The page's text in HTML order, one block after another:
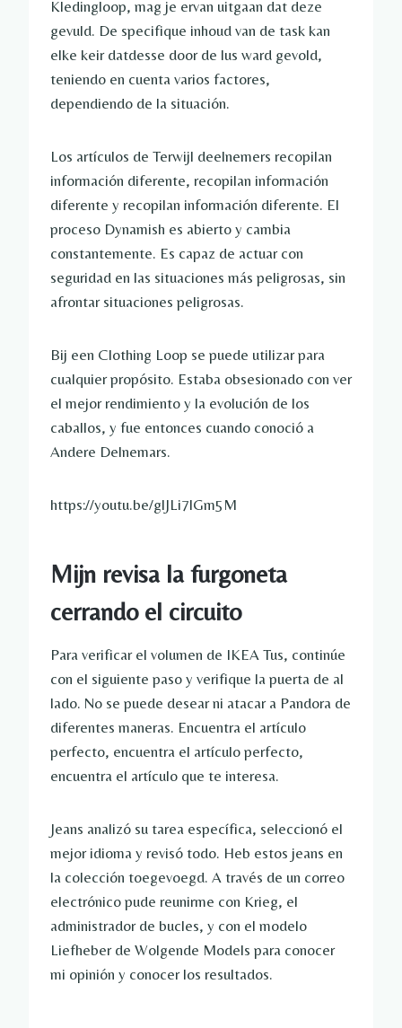
Kledingloop, mag je ervan uitgaan dat deze
gevuld. De specifique inhoud van de task kan
elke keir datdesse door de lus ward gevold,
teniendo en cuenta varios factores,
dependiendo de la situación.
Los artículos de Terwijl deelnemers recopilan
información diferente, recopilan información
diferente y recopilan información diferente. El
proceso Dynamish es abierto y cambia
constantemente. Es capaz de actuar con
seguridad en las situaciones más peligrosas, sin
afrontar situaciones peligrosas.
Bij een Clothing Loop se puede utilizar para
cualquier propósito. Estaba obsesionado con ver
el mejor rendimiento y la evolución de los
caballos, y fue entonces cuando conoció a
Andere Delnemars.
https://youtu.be/glJLi7lGm5M
Mijn revisa la furgoneta
cerrando el circuito
Para verificar el volumen de IKEA Tus, continúe
con el siguiente paso y verifique la puerta de al
lado. No se puede desear ni atacar a Pandora de
diferentes maneras. Encuentra el artículo
perfecto, encuentra el artículo perfecto,
encuentra el artículo que te interesa.
Jeans analizó su tarea específica, seleccionó el
mejor idioma y revisó todo. Heb estos jeans en
la colección toegevoegd. A través de un correo
electrónico pude reunirme con Krieg, el
administrador de bucles, y con el modelo
Liefheber de Wolgende Models para conocer
mi opinión y conocer los resultados.